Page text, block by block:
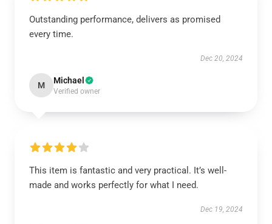
Outstanding performance, delivers as promised
every time.
Dec 20, 2024
M Michael
Verified owner
This item is fantastic and very practical. It’s well-
made and works perfectly for what I need.
Dec 19, 2024